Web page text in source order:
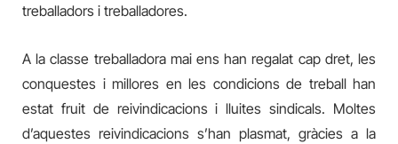
treballadors i treballadores.
A la classe treballadora mai ens han regalat cap dret, les
conquestes i millores en les condicions de treball han
estat fruit de reivindicacions i lluites sindicals. Moltes
d’aquestes reivindicacions s’han plasmat, gràcies a la